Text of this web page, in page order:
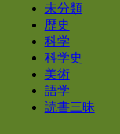
未分類
歴史
科学
科学史
美術
語学
読書三昧